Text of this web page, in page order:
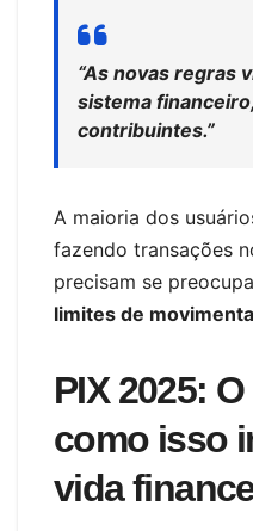
“As novas regras
sistema
contribuintes.”
A maioria dos
fazendo transações
precisam se
limites de
PIX 2025:
como isso
vida